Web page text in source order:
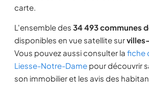
carte.
L'ensemble des 34 493 communes
disponibles en vue satellite sur
Vous pouvez aussi consulter la fiche
Liesse-Notre-Dame pour découvrir
son immobilier et les avis des